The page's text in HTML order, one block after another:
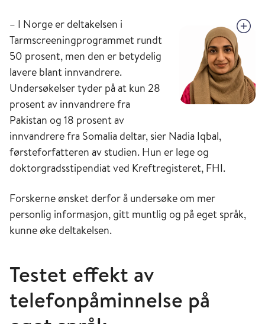
– I Norge er deltakelsen i
Tarmscreeningprogrammet rundt
50 prosent, men den er betydelig
lavere blant innvandrere.
Undersøkelser tyder på at kun 28
prosent av innvandrere fra
Pakistan og 18 prosent av
innvandrere fra Somalia deltar, sier Nadia Iqbal,
førsteforfatteren av studien. Hun er lege og
doktorgradsstipendiat ved Kreftregisteret, FHI.
Forskerne ønsket derfor å undersøke om mer
personlig informasjon, gitt muntlig og på eget språk,
kunne øke deltakelsen.
Testet effekt av
telefonpåminnelse på